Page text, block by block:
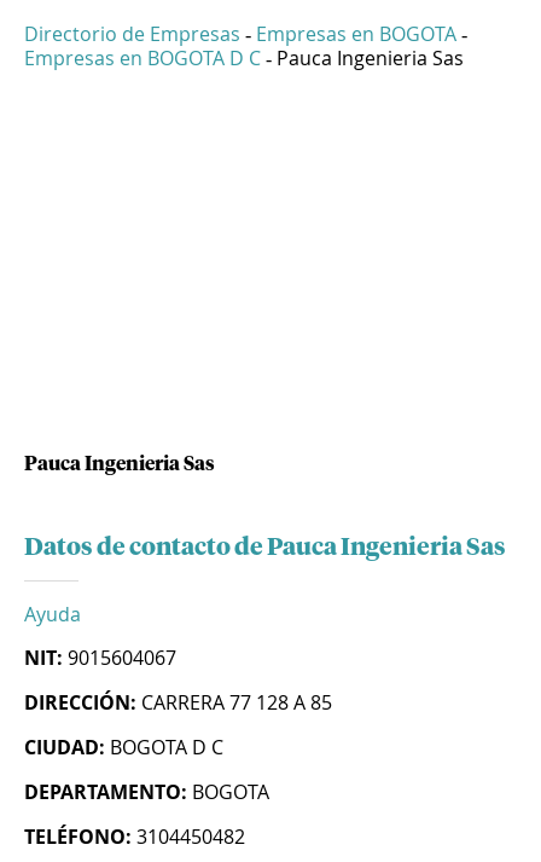
Directorio de Empresas - Empresas en BOGOTA -
Empresas en BOGOTA D C - Pauca Ingenieria Sas
Pauca Ingenieria Sas
Datos de contacto de Pauca Ingenieria Sas
Ayuda
NIT: 9015604067
DIRECCIÓN: CARRERA 77 128 A 85
CIUDAD: BOGOTA D C
DEPARTAMENTO: BOGOTA
TELÉFONO: 3104450482